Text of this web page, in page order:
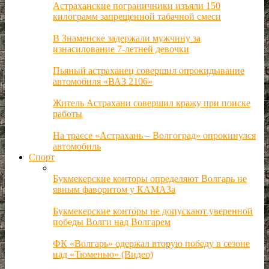
Астраханские пограничники изъяли 150
килограмм запрещенной табачной смеси
В Знаменске задержали мужчину за
изнасилование 7-летней девочки
Пьяный астраханец совершил опрокидывание
автомобиля «ВАЗ 2106»
Житель Астрахани совершил кражу при поиске
работы
На трассе «Астрахань – Волгоград» опрокинулся
автомобиль
Спорт
Букмекерские конторы определяют Волгарь не
явным фаворитом у КАМАЗа
Букмекерские конторы не допускают уверенной
победы Волги над Волгарем
ФК «Волгарь» одержал вторую победу в сезоне
над «Тюменью» (Видео)